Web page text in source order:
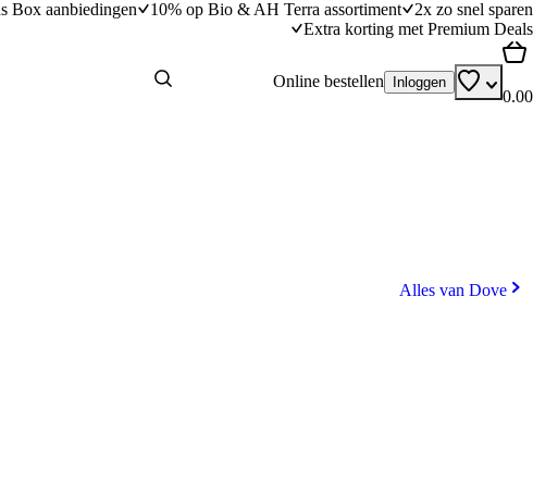
Box aanbiedingen 10% op Bio & AH Terra assortiment
2x zo snel sparen
Extra korting met Premium Deals
Online bestellen Inloggen
0.00
Alles van Dove